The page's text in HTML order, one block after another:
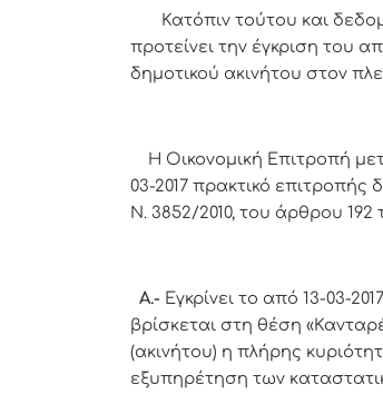
Κατόπιν τούτου και
προτείνει την έγκριση του
δημοτικού ακινήτου στον
Η Οικονομική Επιτροπή
03-2017 πρακτικό
Ν. 3852/2010, του άρθρου 192
Α.- Εγκρίνει το από 13-03-
βρίσκεται στη θέση
(ακινήτου) η πλήρης
εξυπηρέτηση των